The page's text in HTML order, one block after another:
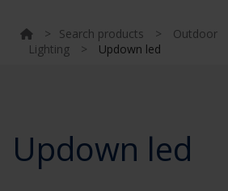
> Search products > Outdoor
Lighting
> Updown led
Updown led